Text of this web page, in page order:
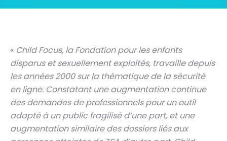
« Child Focus, la Fondation pour les enfants
disparus et sexuellement exploités, travaille depuis
les années 2000 sur la thématique de la sécurité
en ligne. Constatant une augmentation continue
des demandes de professionnels pour un outil
adapté à un public fragilisé d’une part, et une
augmentation similaire des dossiers liés aux